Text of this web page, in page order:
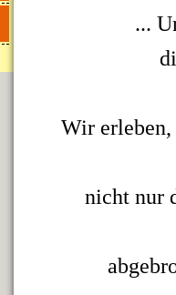
...
Wir erleben,
nicht nur